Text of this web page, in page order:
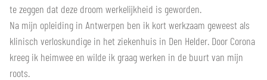
te zeggen dat deze droom werkelijkheid is geworden.
Na mijn opleiding in Antwerpen ben ik kort werkzaam geweest als
klinisch verloskundige in het ziekenhuis in Den Helder. Door Corona
kreeg ik heimwee en wilde ik graag werken in de buurt van mijn
roots.